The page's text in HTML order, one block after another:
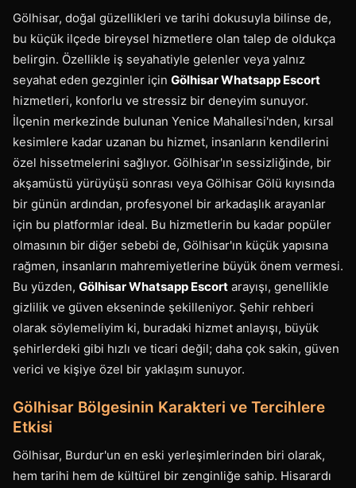
Gölhisar, doğal güzellikleri ve tarihi dokusuyla bilinse de,
bu küçük ilçede bireysel hizmetlere olan talep de oldukça
belirgin. Özellikle iş seyahatiyle gelenler veya yalnız
seyahat eden gezginler için Gölhisar Whatsapp Escort
hizmetleri, konforlu ve stressiz bir deneyim sunuyor.
İlçenin merkezinde bulunan Yenice Mahallesi'nden, kırsal
kesimlere kadar uzanan bu hizmet, insanların kendilerini
özel hissetmelerini sağlıyor. Gölhisar'ın sessizliğinde, bir
akşamüstü yürüyüşü sonrası veya Gölhisar Gölü kıyısında
bir günün ardından, profesyonel bir arkadaşlık arayanlar
için bu platformlar ideal. Bu hizmetlerin bu kadar popüler
olmasının bir diğer sebebi de, Gölhisar'ın küçük yapısına
rağmen, insanların mahremiyetlerine büyük önem vermesi.
Bu yüzden, Gölhisar Whatsapp Escort arayışı, genellikle
gizlilik ve güven ekseninde şekilleniyor. Şehir rehberi
olarak söylemeliyim ki, buradaki hizmet anlayışı, büyük
şehirlerdeki gibi hızlı ve ticari değil; daha çok sakin, güven
verici ve kişiye özel bir yaklaşım sunuyor.
Gölhisar Bölgesinin Karakteri ve Tercihlere
Etkisi
Gölhisar, Burdur'un en eski yerleşimlerinden biri olarak,
hem tarihi hem de kültürel bir zenginliğe sahip. Hisarardı